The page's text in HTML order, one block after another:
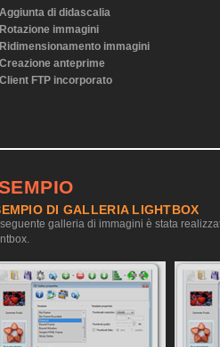
Aggiunta di didascalia
Rotazione immagini
Ridimensionamento immagini
Creazione anteprime
Client FTP incorporato
DI GALLERIA LIGHTBOX
galleria di immagini è stata